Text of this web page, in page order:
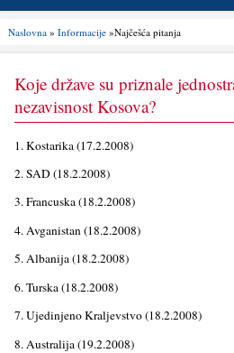
Naslovna» Informacije»Najčešća pitanja
Koje države su priznale
nezavisnost Kosova?
1. Kostarika (17.2.2008)
2. SAD (18.2.2008)
3. Francuska (18.2.2008)
4. Avganistan (18.2.2008)
5. Albanija (18.2.2008)
6. Turska (18.2.2008)
7. Ujedinjeno Kralјevstvo (18.2.2008)
8. Australija (19.2.2008)